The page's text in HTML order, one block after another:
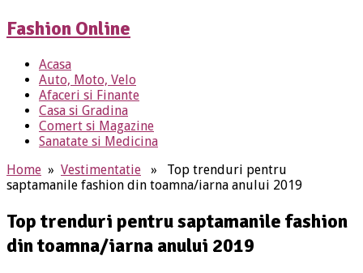
Fashion Online
Acasa
Auto, Moto, Velo
Afaceri si Finante
Casa si Gradina
Comert si Magazine
Sanatate si Medicina
Home » Vestimentatie » Top trenduri pentru
saptamanile fashion din toamna/iarna anului 2019
Top trenduri pentru saptamanile fashion
din toamna/iarna anului 2019